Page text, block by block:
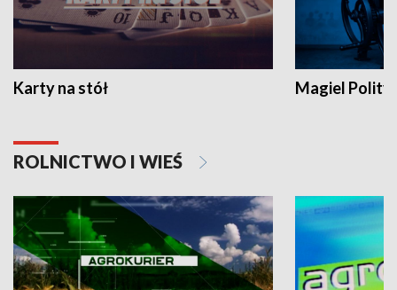
Karty na stół Magiel
ROLNICTWO I WIEŚ